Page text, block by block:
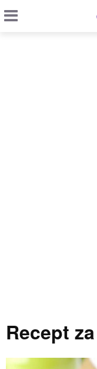
Recept